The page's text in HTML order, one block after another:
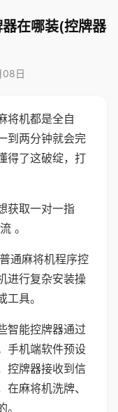
在哪装(控牌器
08日
将机都是全自
到两分钟就会完
得了这破绽，打
获取一对一指
。
通麻将机程序控
进行复杂安装操
具。
智能控牌器通过
手机端软件预设
控牌器接收到信
麻将机洗牌、